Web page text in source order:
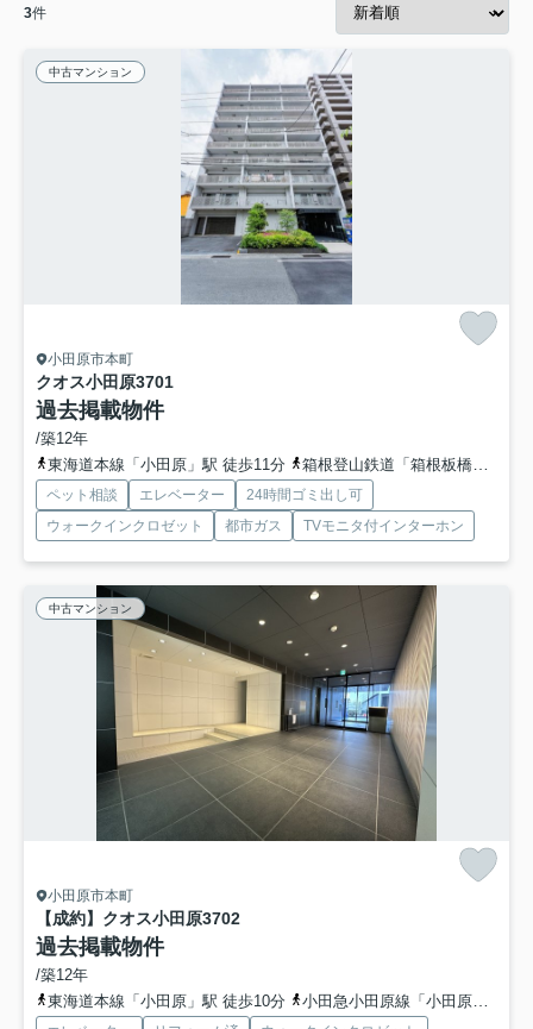
3件
中古マンション
小田原市本町
クオス小田原3701
過去掲載物件
/築12年
東海道本線「小田原」駅 徒歩11分
箱根登山鉄道「箱根板橋」駅 徒歩25分
ペット相談 エレベーター
24時間ゴミ出し可
ウォークインクロゼット
都市ガス TVモニタ付インターホン
中古マンション
小田原市本町
【成約】クオス小田原3702
過去掲載物件
/築12年
東海道本線「小田原」駅 徒歩10分
小田急小田原線「小田原」駅 徒歩10分